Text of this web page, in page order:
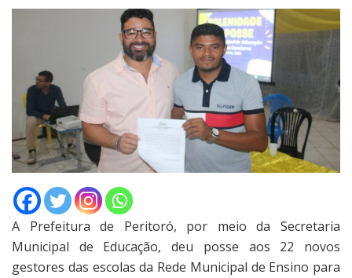
A Prefeitura de Peritoró, por meio da Secretaria
Municipal de Educação, deu posse aos 22 novos
gestores das escolas da Rede Municipal de Ensino para